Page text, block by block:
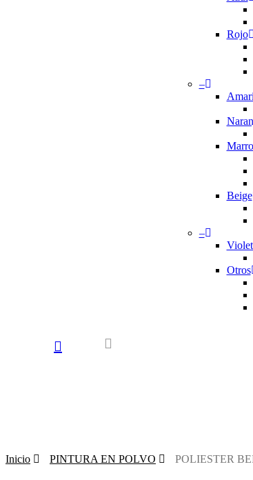
Rojo
–
Beige
–
Otros
Inicio PINTURA EN POLVO POLIESTER